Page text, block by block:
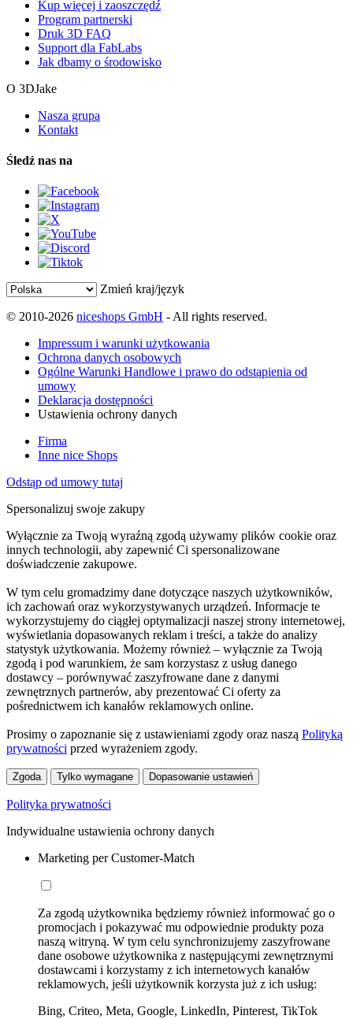
Kup więcej i zaoszczędź
Program partnerski
Druk 3D FAQ
Support dla FabLabs
Jak dbamy o środowisko
O 3DJake
Nasza grupa
Kontakt
Śledź nas na
Zmień kraj/język
© 2010-2026 niceshops GmbH - All rights reserved.
Impressum i warunki użytkowania
Ochrona danych osobowych
Ogólne Warunki Handlowe i prawo do odstąpienia od
umowy
Deklaracja dostępności
Ustawienia ochrony danych
Firma
Inne nice Shops
Odstąp od umowy tutaj
Spersonalizuj swoje zakupy
Wyłącznie za Twoją wyraźną zgodą używamy plików cookie oraz
innych technologii, aby zapewnić Ci spersonalizowane
doświadczenie zakupowe.
W tym celu gromadzimy dane dotyczące naszych użytkowników,
ich zachowań oraz wykorzystywanych urządzeń. Informacje te
wykorzystujemy do ciągłej optymalizacji naszej strony internetowej,
wyświetlania dopasowanych reklam i treści, a także do analizy
statystyk użytkowania. Możemy również – wyłącznie za Twoją
zgodą i pod warunkiem, że sam korzystasz z usług danego
dostawcy – porównywać zaszyfrowane dane z danymi
zewnętrznych partnerów, aby prezentować Ci oferty za
pośrednictwem ich kanałów reklamowych online.
Prosimy o zapoznanie się z ustawieniami zgody oraz naszą Polityką
prywatności przed wyrażeniem zgody.
Zgoda Tylko wymagane Dopasowanie ustawień
Polityka prywatności
Indywidualne ustawienia ochrony danych
Marketing per Customer-Match
Za zgodą użytkownika będziemy również informować go o
promocjach i pokazywać mu odpowiednie produkty poza
naszą witryną. W tym celu synchronizujemy zaszyfrowane
dane osobowe użytkownika z następującymi zewnętrznymi
dostawcami i korzystamy z ich internetowych kanałów
reklamowych, jeśli użytkownik korzysta już z ich usług:
Bing, Criteo, Meta, Google, LinkedIn, Pinterest, TikTok